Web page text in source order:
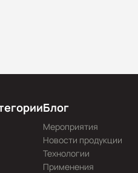
Блог
Мероприятия
Новости продукции
Технологии
Применения